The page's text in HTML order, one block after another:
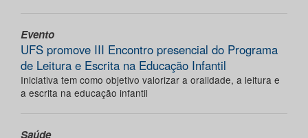
Evento
UFS promove III Encontro presencial do Programa
de Leitura e Escrita na Educação Infantil
Iniciativa tem como objetivo valorizar a oralidade, a leitura e
a escrita na educação infantil
Saúde